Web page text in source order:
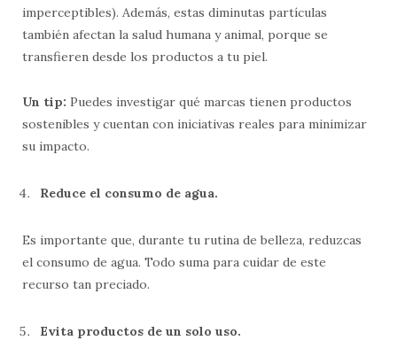
imperceptibles). Además, estas diminutas partículas
también afectan la salud humana y animal, porque se
transfieren desde los productos a tu piel.
Un tip: Puedes investigar qué marcas tienen productos
sostenibles y cuentan con iniciativas reales para minimizar
su impacto.
Reduce el consumo de agua.
Es importante que, durante tu rutina de belleza, reduzcas
el consumo de agua. Todo suma para cuidar de este
recurso tan preciado.
Evita productos de un solo uso.